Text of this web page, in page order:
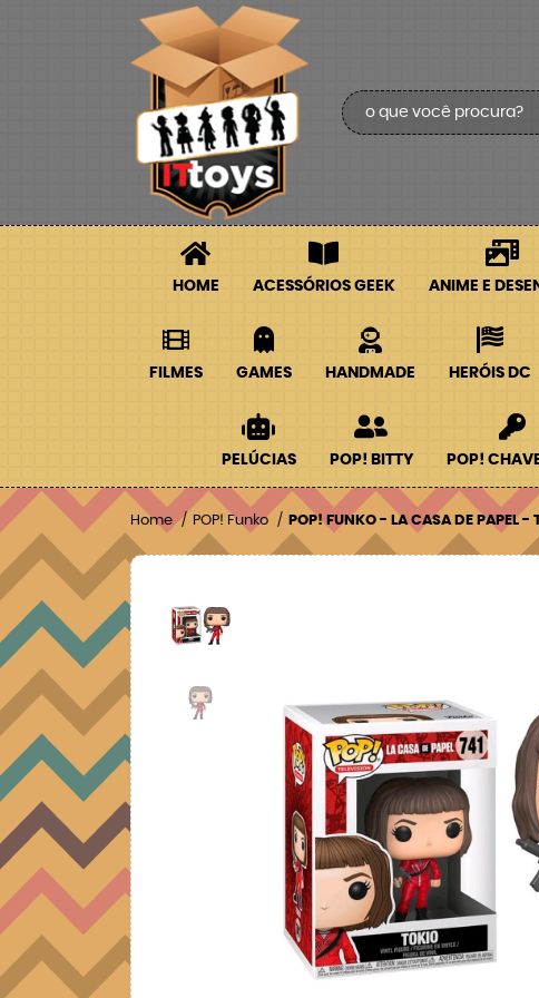
HOME ACESSÓRIOS GEEK ANIME E
FILMES GAMES HANDMADE HERÓIS DC
PELÚCIAS POP! BITTY POP!
Home POP! Funko POP! FUNKO - LA CASA DE PAPEL -